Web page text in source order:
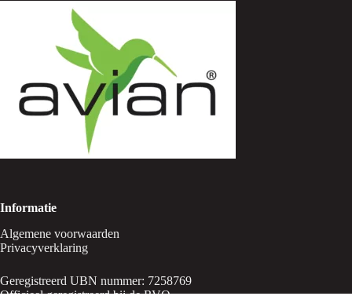
Informatie
Algemene voorwaarden
Privacyverklaring
Geregistreerd UBN nummer: 7258769